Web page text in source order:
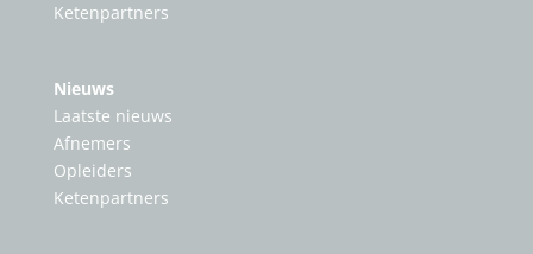
Ketenpartners
Nieuws
Laatste nieuws
Afnemers
Opleiders
Ketenpartners